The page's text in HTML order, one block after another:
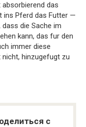
das
ins Pferd das Futter —
die Sache im
kann, das fur den
immer diese
nicht, hinzugefugt zu
с